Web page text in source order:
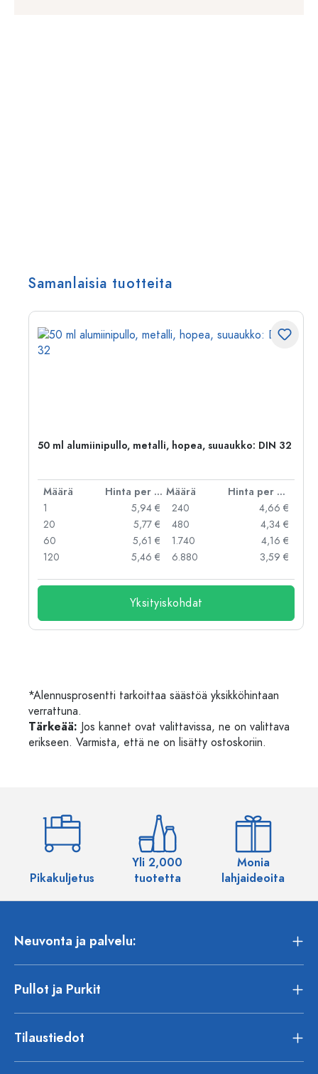
Samanlaisia tuotteita
50 ml alumiinipullo, metalli, hopea, suuaukko: DIN 32
Määrä Hinta per kpl Määrä
Hinta per kpl
1
5,94 €
20
5,77 €
60
5,61 €
120
5,46 €
240
4,66 €
480
4,34 €
1.740
4,16 €
6.880
3,59 €
Yksityiskohdat
*Alennusprosentti tarkoittaa säästöä yksikköhintaan
verrattuna.
Tärkeää: Jos kannet ovat valittavissa, ne on valittava
erikseen. Varmista, että ne on lisätty ostoskoriin.
Pikakuljetus
Yli 2,000
tuotetta
Monia
lahjaideoita
Neuvonta ja palvelu:
Pullot ja Purkit
Tilaustiedot